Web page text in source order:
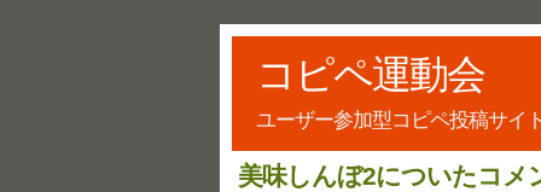
コピペ運動会
ユーザー参加型コピペ投稿サイト
美味しんぼ2についたコメ